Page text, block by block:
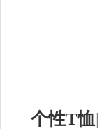
个性T恤|